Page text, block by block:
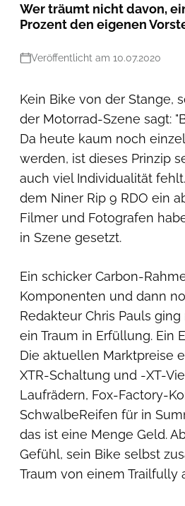
Wer träumt nicht davon,
Prozent den eigenen
Veröffentlicht am 10.07.2020
Kein Bike von der Stange,
der Motorrad-Szene sagt:
Da heute kaum noch
werden, ist dieses Prinzip
auch viel Individualität
dem Niner Rip 9 RDO ein
Filmer und Fotografen
in Szene gesetzt.
Ein schicker Carbon-
Komponenten und dann
Redakteur Chris Pauls
ein Traum in Erfüllung. Ein
Die aktuellen Marktpreise
XTR-Schaltung und -XT-
Laufrädern, Fox-Factory-
SchwalbeReifen für in
das ist eine Menge Geld.
Gefühl, sein Bike selbst
Traum von einem Trailfully